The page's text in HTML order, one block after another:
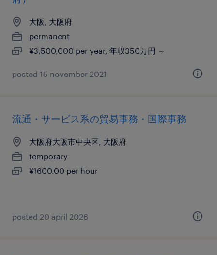
大阪, 大阪府
permanent
¥3,500,000 per year, 年収350万円 ～
posted 15 november 2021
流通・サービス系の貿易事務・国際事務
大阪府大阪市中央区, 大阪府
temporary
¥1600.00 per hour
posted 20 april 2026